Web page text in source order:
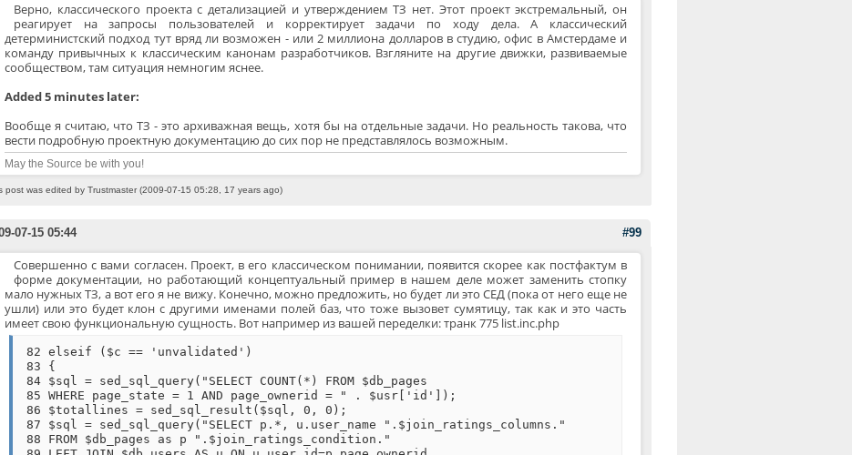
Верно, классического проекта с детализацией и утверждением ТЗ нет. Этот проект экстремальный, он
реагирует на запросы пользователей и корректирует задачи по ходу дела. А классический
детерминистский подход тут вряд ли возможен - или 2 миллиона долларов в студию, офис в Амстердаме и
команду привычных к классическим канонам разработчиков. Взгляните на другие движки, развиваемые
сообществом, там ситуация немногим яснее.
Added 5 minutes later:
Вообще я считаю, что ТЗ - это архиважная вещь, хотя бы на отдельные задачи. Но реальность такова, что
вести подробную проектную документацию до сих пор не представлялось возможным.
May the Source be with you!
post was edited by Trustmaster (2009-07-15 05:28, 17 years ago)
#99
07-15 05:44
Совершенно с вами согласен. Проект, в его классическом понимании, появится скорее как постфактум в
форме документации, но работающий концептуальный пример в нашем деле может заменить стопку
мало нужных ТЗ, а вот его я не вижу. Конечно, можно предложить, но будет ли это СЕД (пока от него еще не
ушли) или это будет клон с другими именами полей баз, что тоже вызовет сумятицу, так как и это часть
имеет свою функциональную сущность. Вот например из вашей переделки: транк 775 list.inc.php
82 elseif ($c == 'unvalidated')
83 {
84 $sql = sed_sql_query("SELECT COUNT(*) FROM $db_pages
85 WHERE page_state = 1 AND page_ownerid = " . $usr['id']);
86 $totallines = sed_sql_result($sql, 0, 0);
87 $sql = sed_sql_query("SELECT p.*, u.user_name ".$join_ratings_columns."
88 FROM $db_pages as p ".$join_ratings_condition."